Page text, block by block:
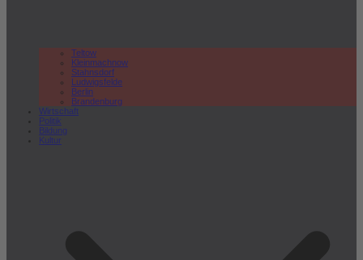
Teltow
Kleinmachnow
Stahnsdorf
Ludwigsfelde
Berlin
Brandenburg
Wirtschaft
Politik
Bildung
Kultur